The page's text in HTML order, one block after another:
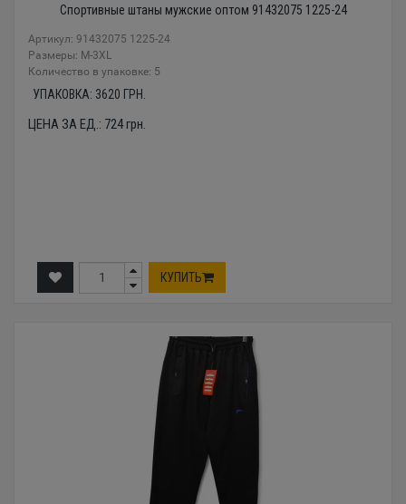
Спортивные штаны мужские оптом 91432075 1225-24
Артикул: 91432075 1225-24
Размеры: М-3XL
Количество в упаковке: 5
УПАКОВКА: 3620 ГРН.
ЦЕНА ЗА ЕД.: 724грн.
КУПИТЬ